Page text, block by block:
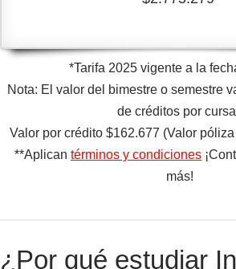
*Tarifa 2025 vigente a la
Nota: El valor del bimestre o semestre
de créditos por
Valor por crédito $162.677 (Valor
**Aplican términos y condiciones
más!
¿Por qué estudiar